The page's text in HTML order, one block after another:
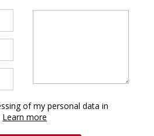
of my personal data in
Learn more